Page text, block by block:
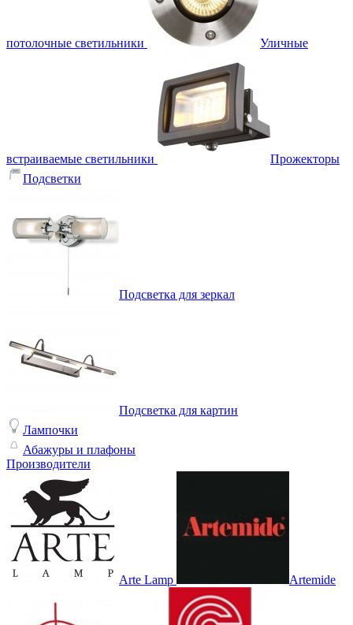
потолочные светильники Уличные
встраиваемые светильники
Прожекторы
Подсветки
Подсветка для зеркал
Подсветка для картин
Лампочки
Абажуры и плафоны
Производители
Arte Lamp Artemide